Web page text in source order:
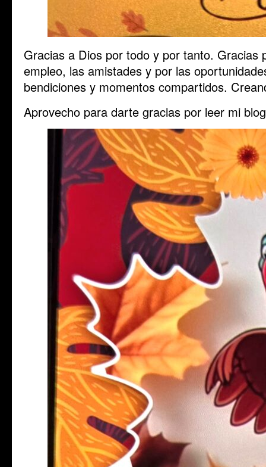
Gracias a Dios por todo y por tanto. Gracias
empleo, las amistades y por las
bendiciones y momentos compartidos.
Aprovecho para darte gracias por leer mi